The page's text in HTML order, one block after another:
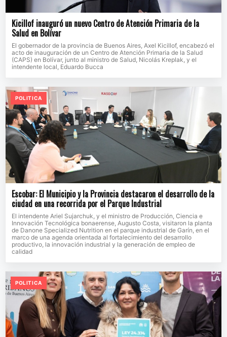
Kicillof inauguró un nuevo Centro de Atención Primaria de la
Salud en Bolívar
El gobernador de la provincia de Buenos Aires, Axel Kicillof, encabezó el
acto de inauguración de un Centro de Atención Primaria de la Salud
(CAPS) en Bolívar, junto al ministro de Salud, Nicolás Kreplak, y el
intendente local, Eduardo Bucca
POLITICA
Escobar: El Municipio y la Provincia destacaron el desarrollo de la
ciudad en una recorrida por el Parque Industrial
El intendente Ariel Sujarchuk, y el ministro de Producción, Ciencia e
Innovación Tecnológica bonaerense, Augusto Costa, visitaron la planta
de Danone Specialized Nutrition en el parque industrial de Garín, en el
marco de una agenda orientada al fortalecimiento del desarrollo
productivo, la innovación industrial y la generación de empleo de
calidad
POLITICA